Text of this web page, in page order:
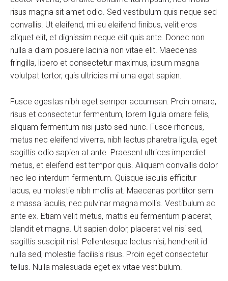
risus magna sit amet odio. Sed vestibulum quis neque sed
convallis. Ut eleifend, mi eu eleifend finibus, velit eros
aliquet elit, et dignissim neque elit quis ante. Donec non
nulla a diam posuere lacinia non vitae elit. Maecenas
fringilla, libero et consectetur maximus, ipsum magna
volutpat tortor, quis ultricies mi urna eget sapien.
Fusce egestas nibh eget semper accumsan. Proin ornare,
risus et consectetur fermentum, lorem ligula ornare felis,
aliquam fermentum nisi justo sed nunc. Fusce rhoncus,
metus nec eleifend viverra, nibh lectus pharetra ligula, eget
sagittis odio sapien at ante. Praesent ultrices imperdiet
metus, et eleifend est tempor quis. Aliquam convallis dolor
nec leo interdum fermentum. Quisque iaculis efficitur
lacus, eu molestie nibh mollis at. Maecenas porttitor sem
a massa iaculis, nec pulvinar magna mollis. Vestibulum ac
ante ex. Etiam velit metus, mattis eu fermentum placerat,
blandit et magna. Ut sapien dolor, placerat vel nisi sed,
sagittis suscipit nisl. Pellentesque lectus nisi, hendrerit id
nulla sed, molestie facilisis risus. Proin eget consectetur
tellus. Nulla malesuada eget ex vitae vestibulum.